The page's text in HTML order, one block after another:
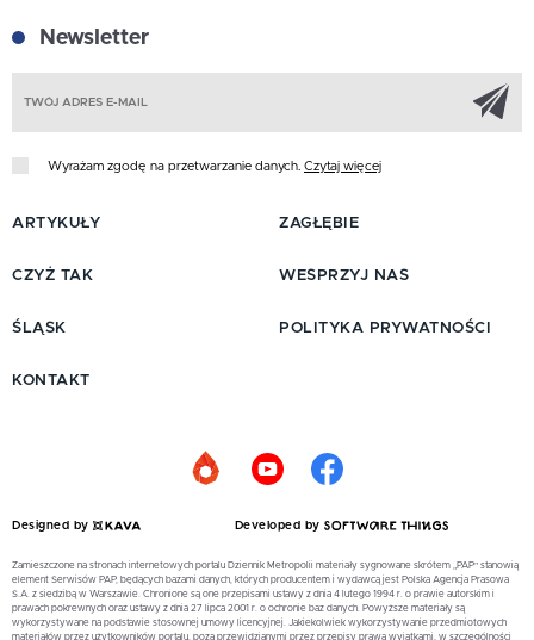
Newsletter
Wyrażam zgodę na przetwarzanie danych. Czytaj więcej
ARTYKUŁY
CZYŻ TAK
ŚLĄSK
ZAGŁĘBIE
WESPRZYJ NAS
POLITYKA PRYWATNOŚCI
KONTAKT
Designed by Developed by
Zamieszczone na stronach internetowych portalu Dziennik Metropolii materiały sygnowane skrótem „PAP” stanowią
element Serwisów PAP, będących bazami danych, których producentem i wydawcą jest Polska Agencja Prasowa
S.A. z siedzibą w Warszawie. Chronione są one przepisami ustawy z dnia 4 lutego 1994 r. o prawie autorskim i
prawach pokrewnych oraz ustawy z dnia 27 lipca 2001 r. o ochronie baz danych. Powyższe materiały są
wykorzystywane na podstawie stosownej umowy licencyjnej. Jakiekolwiek wykorzystywanie przedmiotowych
materiałów przez użytkowników portalu, poza przewidzianymi przez przepisy prawa wyjątkami, w szczególności